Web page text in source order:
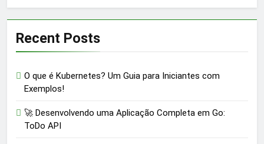
Recent Posts
O que é Kubernetes? Um Guia para Iniciantes com
Exemplos!
🚀 Desenvolvendo uma Aplicação Completa em Go:
ToDo API